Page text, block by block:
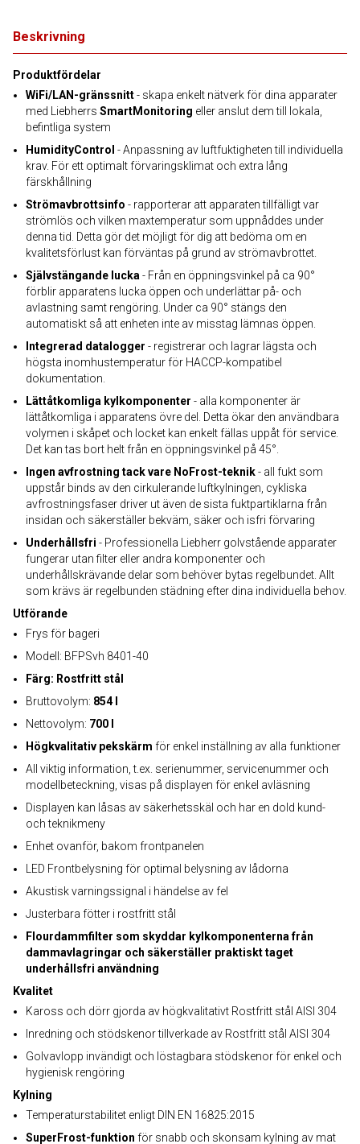
Beskrivning
Produktfördelar
WiFi/LAN-gränssnitt- skapa enkelt nätverk för dina apparater
med Liebherrs SmartMonitoring eller anslut dem till lokala,
befintliga system
HumidityControl - Anpassning av luftfuktigheten till individuella
krav. För ett optimalt förvaringsklimat och extra lång
färskhållning
Strömavbrottsinfo - rapporterar att apparaten tillfälligt var
strömlös och vilken maxtemperatur som uppnåddes under
denna tid. Detta gör det möjligt för dig att bedöma om en
kvalitetsförlust kan förväntas på grund av strömavbrottet.
Självstängande lucka - Från en öppningsvinkel på ca 90°
förblir apparatens lucka öppen och underlättar på- och
avlastning samt rengöring. Under ca 90° stängs den
automatiskt så att enheten inte av misstag lämnas öppen.
Integrerad datalogger - registrerar och lagrar lägsta och
högsta inomhustemperatur för HACCP-kompatibel
dokumentation.
Lättåtkomliga kylkomponenter - alla komponenter är
lättåtkomliga i apparatens övre del. Detta ökar den användbara
volymen i skåpet och locket kan enkelt fällas uppåt för service.
Det kan tas bort helt från en öppningsvinkel på 45°.
Ingen avfrostning tack vare NoFrost-teknik- all fukt som
uppstår binds av den cirkulerande luftkylningen, cykliska
avfrostningsfaser driver ut även de sista fuktpartiklarna från
insidan och säkerställer bekväm, säker och isfri förvaring
Underhållsfri - Professionella Liebherr golvstående apparater
fungerar utan filter eller andra komponenter och
underhållskrävande delar som behöver bytas regelbundet. Allt
som krävs är regelbunden städning efter dina individuella behov.
Utförande
Frys för bageri
Modell: BFPSvh 8401-40
Färg: Rostfritt stål
Bruttovolym: 854 l
Nettovolym: 700 l
Högkvalitativ pekskärm för enkel inställning av alla funktioner
All viktig information, t.ex. serienummer, servicenummer och
modellbeteckning, visas på displayen för enkel avläsning
Displayen kan låsas av säkerhetsskäl och har en dold kund-
och teknikmeny
Enhet ovanför, bakom frontpanelen
LED Frontbelysning för optimal belysning av lådorna
Akustisk varningssignal i händelse av fel
Justerbara fötter i rostfritt stål
Flourdammfilter som skyddar kylkomponenterna från
dammavlagringar och säkerställer praktiskt taget
underhållsfri användning
Kvalitet
Kaross och dörr gjorda av högkvalitativt Rostfritt stål AISI 304
Inredning och stödskenor tillverkade av Rostfritt stål AISI 304
Golvavlopp invändigt och löstagbara stödskenor för enkel och
hygienisk rengöring
Kylning
Temperaturstabilitet enligt DIN EN 16825:2015
SuperFrost-funktion för snabb och skonsam kylning av mat